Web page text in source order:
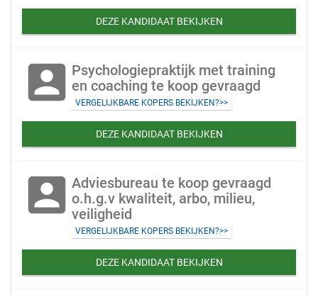
DEZE KANDIDAAT BEKIJKEN
account_box Psychologiepraktijk met training
en coaching te koop gevraagd
VERGELIJKBARE KOPERS BEKIJKEN?>>
DEZE KANDIDAAT BEKIJKEN
account_box Adviesbureau te koop gevraagd
o.h.g.v kwaliteit, arbo, milieu,
veiligheid
VERGELIJKBARE KOPERS BEKIJKEN?>>
DEZE KANDIDAAT BEKIJKEN